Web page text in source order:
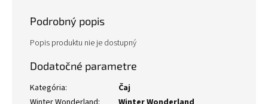
Podrobný popis
Popis produktu nie je dostupný
Dodatočné parametre
Kategória:
Čaj